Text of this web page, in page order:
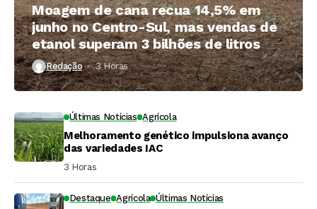
Moagem de cana recua 14,5% em
junho no Centro-Sul, mas vendas de
etanol superam 3 bilhões de litros
Redação 3 Horas ⁮
Últimas Notícias Agrícola
Melhoramento genético impulsiona avanço
das variedades IAC
3 Horas ⁮
Destaque Agrícola Últimas Notícias